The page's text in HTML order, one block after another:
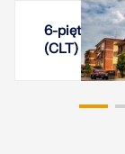
6-piętrowy
(CLT) w